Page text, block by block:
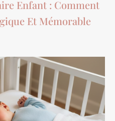
Enfant : Comment
Et Mémorable